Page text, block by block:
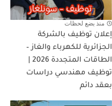
منذ بضع لحظات
إعلان توظيف بالشركة
الجزائرية للكهرباء والغاز –
توظيف مهندسي دراسات
بعقد دائم